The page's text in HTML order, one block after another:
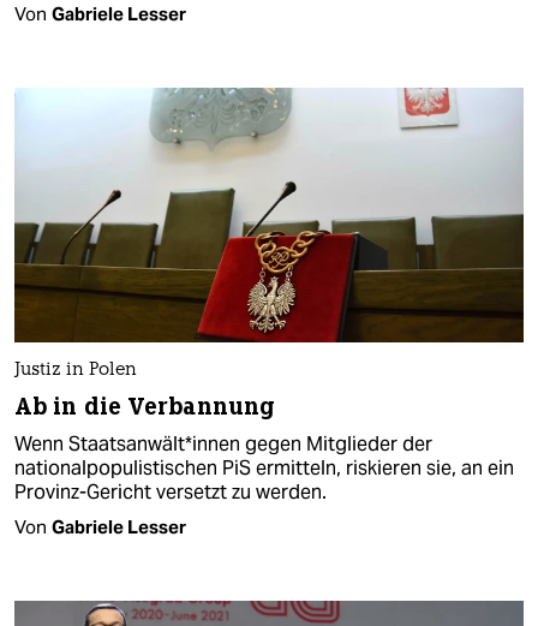
Von Gabriele Lesser
Justiz in Polen
Ab in die Verbannung
Wenn Staats­an­wäl­t*in­nen gegen Mitglieder der
nationalpopulistischen PiS ermitteln, riskieren sie, an ein
Provinz-Gericht versetzt zu werden.
Von Gabriele Lesser